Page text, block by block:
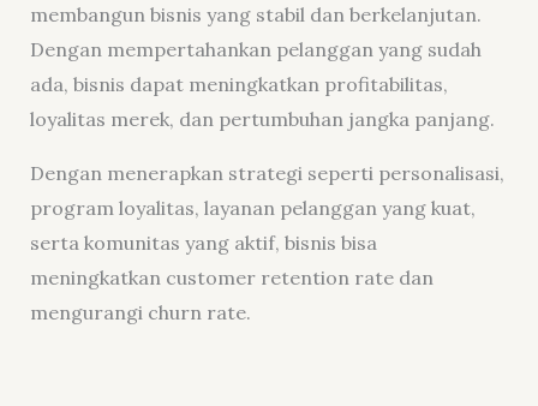
membangun bisnis yang stabil dan berkelanjutan.
Dengan mempertahankan pelanggan yang sudah
ada, bisnis dapat meningkatkan profitabilitas,
loyalitas merek, dan pertumbuhan jangka panjang.
Dengan menerapkan strategi seperti personalisasi,
program loyalitas, layanan pelanggan yang kuat,
serta komunitas yang aktif, bisnis bisa
meningkatkan customer retention rate dan
mengurangi churn rate.